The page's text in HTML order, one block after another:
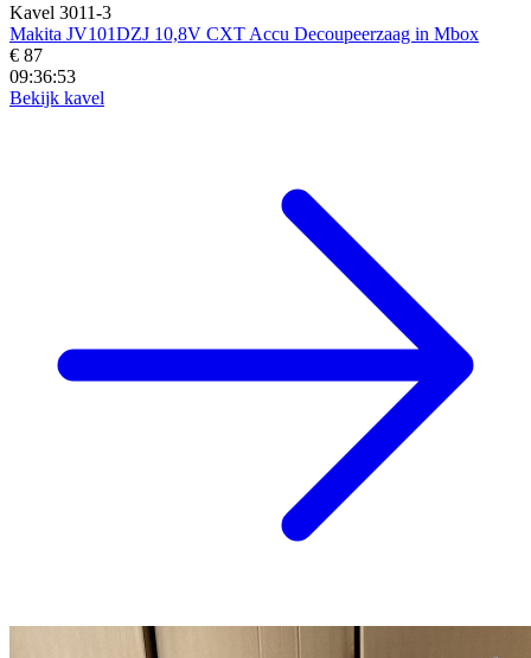
Kavel 3011-3
Makita JV101DZJ 10,8V CXT Accu Decoupeerzaag in Mbox
€ 87
09:36:52
Bekijk kavel